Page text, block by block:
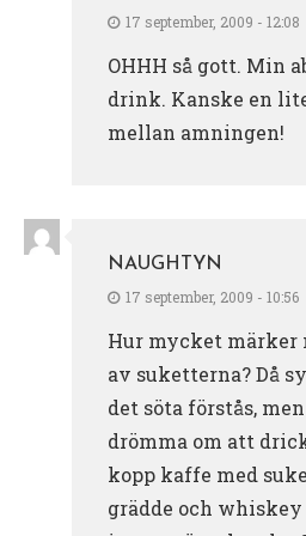
17 september, 2009 - 12:08
OHHH så gott. Min
drink. Kanske en
mellan amningen!
NAUGHTYN
17 september, 2009 - 10:56
Hur mycket märker
av suketterna? Då
det söta förstås,
drömma om att
kopp kaffe med
grädde och